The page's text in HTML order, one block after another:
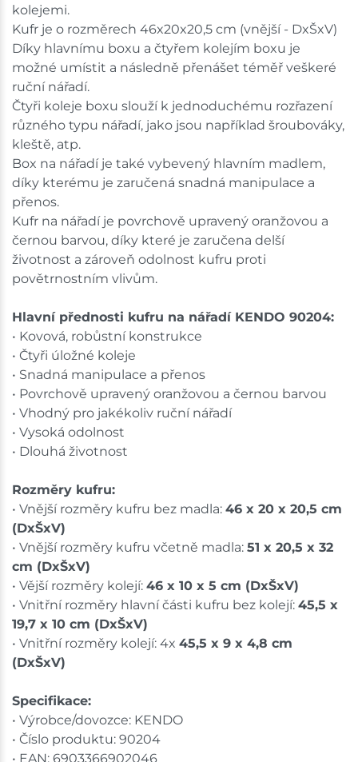
Skladové množství na prodejnách je pouze orientační.
Ceny na prodejnách se mohou lišit od cen na e-
shopu.
kolejemi.
Kufr je o rozměrech 46x20x20,5 cm (vnější - DxŠxV)
Díky hlavnímu boxu a čtyřem kolejím boxu je
možné umístit a následně přenášet téměř veškeré
ruční nářadí.
Čtyři koleje boxu slouží k jednoduchému rozřazení
různého typu nářadí, jako jsou například šroubováky,
kleště, atp.
Box na nářadí je také vybevený hlavním madlem,
díky kterému je zaručená snadná manipulace a
přenos.
Kufr na nářadí je povrchově upravený oranžovou a
černou barvou, díky které je zaručena delší
životnost a zároveň odolnost kufru proti
povětrnostním vlivům.
Hlavní přednosti kufru na nářadí KENDO 90204:
• Kovová, robůstní konstrukce
• Čtyři úložné koleje
• Snadná manipulace a přenos
• Povrchově upravený oranžovou a černou barvou
• Vhodný pro jakékoliv ruční nářadí
• Vysoká odolnost
• Dlouhá životnost
Rozměry kufru:
• Vnější rozměry kufru bez madla: 46 x 20 x 20,5 cm
(DxŠxV)
• Vnější rozměry kufru včetně madla: 51 x 20,5 x 32
cm (DxŠxV)
• Vější rozměry kolejí: 46 x 10 x 5 cm (DxŠxV)
• Vnitřní rozměry hlavní části kufru bez kolejí: 45,5 x
19,7 x 10 cm (DxŠxV)
• Vnitřní rozměry kolejí: 4x 45,5 x 9 x 4,8 cm
(DxŠxV)
Specifikace:
• Výrobce/dovozce: KENDO
• Číslo produktu: 90204
• EAN: 6903366902046